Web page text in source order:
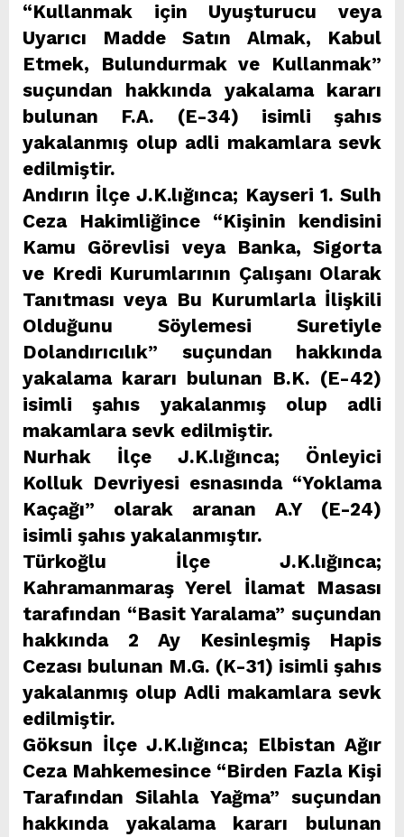
“Kullanmak için Uyuşturucu veya
Uyarıcı Madde Satın Almak, Kabul
Etmek, Bulundurmak ve Kullanmak”
suçundan hakkında yakalama kararı
bulunan F.A. (E-34) isimli şahıs
yakalanmış olup adli makamlara sevk
edilmiştir.
Andırın İlçe J.K.lığınca; Kayseri 1. Sulh
Ceza Hakimliğince “Kişinin kendisini
Kamu Görevlisi veya Banka, Sigorta
ve Kredi Kurumlarının Çalışanı Olarak
Tanıtması veya Bu Kurumlarla İlişkili
Olduğunu Söylemesi Suretiyle
Dolandırıcılık” suçundan hakkında
yakalama kararı bulunan B.K. (E-42)
isimli şahıs yakalanmış olup adli
makamlara sevk edilmiştir.
Nurhak İlçe J.K.lığınca; Önleyici
Kolluk Devriyesi esnasında “Yoklama
Kaçağı” olarak aranan A.Y (E-24)
isimli şahıs yakalanmıştır.
Türkoğlu İlçe J.K.lığınca;
Kahramanmaraş Yerel İlamat Masası
tarafından “Basit Yaralama” suçundan
hakkında 2 Ay Kesinleşmiş Hapis
Cezası bulunan M.G. (K-31) isimli şahıs
yakalanmış olup Adli makamlara sevk
edilmiştir.
Göksun İlçe J.K.lığınca; Elbistan Ağır
Ceza Mahkemesince “Birden Fazla Kişi
Tarafından Silahla Yağma” suçundan
hakkında yakalama kararı bulunan